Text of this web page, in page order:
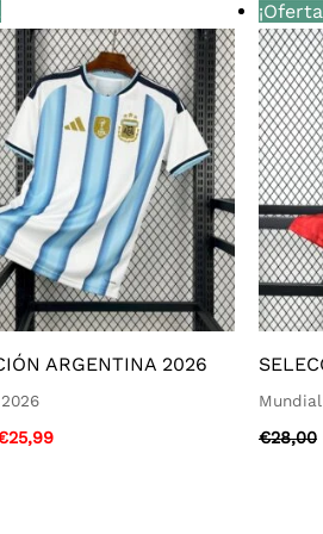
ARGENTINA 2026
25,99
precio
actual
es:
€25,99.
€28,00